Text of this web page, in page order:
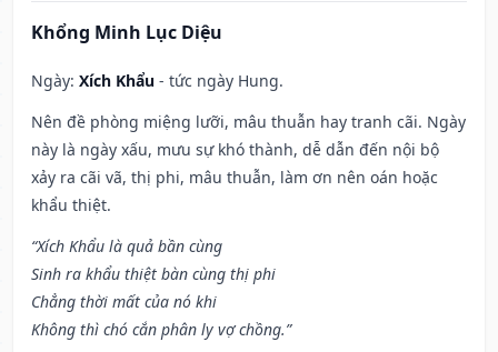
Khổng Minh Lục Diệu
Ngày: Xích Khẩu - tức ngày Hung.
Nên đề phòng miệng lưỡi, mâu thuẫn hay tranh cãi. Ngày
này là ngày xấu, mưu sự khó thành, dễ dẫn đến nội bộ
xảy ra cãi vã, thị phi, mâu thuẫn, làm ơn nên oán hoặc
khẩu thiệt.
“Xích Khẩu là quả bần cùng
Sinh ra khẩu thiệt bàn cùng thị phi
Chẳng thời mất của nó khi
Không thì chó cắn phân ly vợ chồng.”